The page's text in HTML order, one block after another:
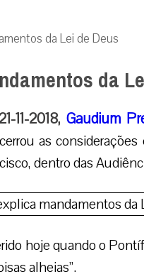
da Lei de Deus
da
11-2018, Gaudium
as
dentro das
hoje quando o
alheias”.